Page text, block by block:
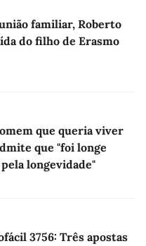
familiar, Roberto
do filho de Erasmo
que queria viver
que "foi longe
longevidade"
3756: Três apostas